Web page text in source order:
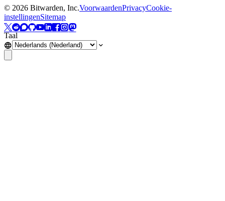
© 2026 Bitwarden, Inc.VoorwaardenPrivacyCookie-
instellingenSitemap
Taal